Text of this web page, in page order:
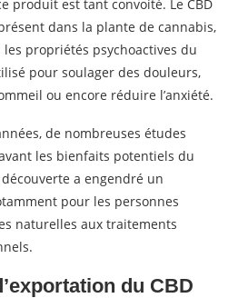
produit est tant convoité. Le CBD
dans la plante de cannabis,
propriétés psychoactives du
pour soulager des douleurs,
ou encore réduire l’anxiété.
de nombreuses études
les bienfaits potentiels du
a engendré un
pour les personnes
naturelles aux traitements
du CBD